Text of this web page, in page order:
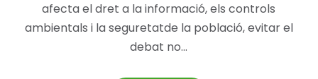
afecta el dret a la informació, els controls
ambientals i la seguretatde la població, evitar el
debat no…